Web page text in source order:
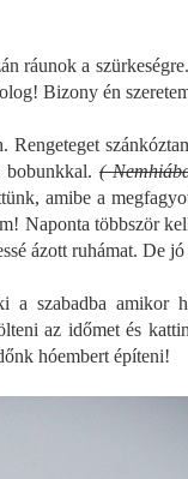
ráunok a
Bizony én
(
amibe a
Naponta többször
ázott ruhámat. De
szabadba amikor
az időmet és
hóembert építeni!